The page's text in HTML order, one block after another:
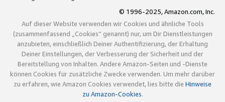
© 1996-2025, Amazon.com, Inc.
Auf dieser Website verwenden wir Cookies und ähnliche Tools
(zusammenfassend „Cookies“ genannt) nur, um Dir Dienstleistungen
anzubieten, einschließlich Deiner Authentifizierung, der Erhaltung
Deiner Einstellungen, der Verbesserung der Sicherheit und der
Bereitstellung von Inhalten. Andere Amazon-Seiten und -Dienste
können Cookies für zusätzliche Zwecke verwenden. Um mehr darüber
zu erfahren, wie Amazon Cookies verwendet, lies bitte die Hinweise
zu Amazon-Cookies.